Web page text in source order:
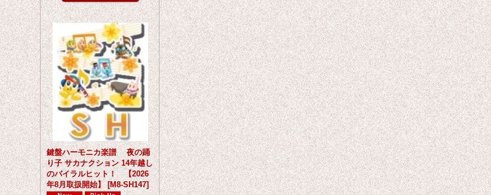
鍵盤ハーモニカ楽譜 夜の踊
り子 サカナクション 14年越し
のバイラルヒット！ 【2026
年8月取扱開始】 [M8-SH147]